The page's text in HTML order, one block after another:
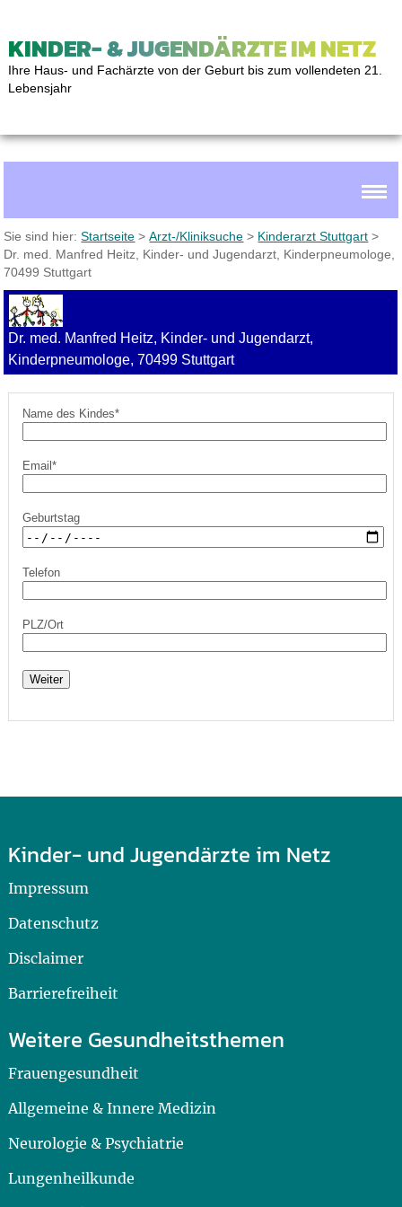
KINDER- & JUGENDÄRZTE IM NETZ
Ihre Haus- und Fachärzte von der Geburt bis zum vollendeten 21.
Lebensjahr
Sie sind hier:Startseite >Arzt-/Kliniksuche > Kinderarzt Stuttgart >
Dr. med. Manfred Heitz, Kinder- und Jugendarzt, Kinderpneumologe,
70499 Stuttgart
Dr. med. Manfred Heitz, Kinder- und Jugendarzt,
Kinderpneumologe, 70499 Stuttgart
Name des Kindes*
Email*
Geburtstag
Telefon
PLZ/Ort
Weiter
Kinder- und Jugendärzte im Netz
Impressum
Datenschutz
Disclaimer
Barrierefreiheit
Weitere Gesundheitsthemen
Frauengesundheit
Allgemeine & Innere Medizin
Neurologie & Psychiatrie
Lungenheilkunde